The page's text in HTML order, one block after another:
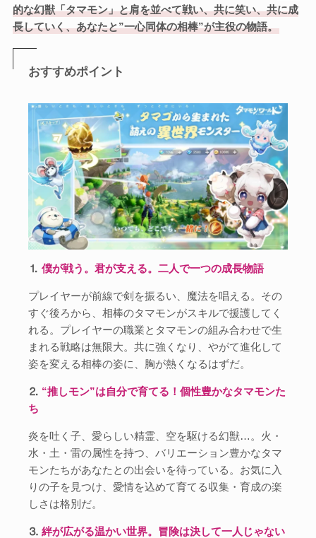
的な幻獣「タマモン」と肩を並べて戦い、共に笑い、共に成
長していく、あなたと”一心同体の相棒”が主役の物語。
おすすめポイント
⒈僕が戦う。君が支える。二人で一つの成長物語
プレイヤーが前線で剣を振るい、魔法を唱える。その
すぐ後ろから、相棒のタマモンがスキルで援護してく
れる。プレイヤーの職業とタマモンの組み合わせで生
まれる戦略は無限大。共に強くなり、やがて進化して
姿を変える相棒の姿に、胸が熱くなるはずだ。
⒉ “推しモン”は自分で育てる！個性豊かなタマモンた
ち
炎を吐く子、愛らしい精霊、空を駆ける幻獣…。火・
水・土・雷の属性を持つ、バリエーション豊かなタマ
モンたちがあなたとの出会いを待っている。お気に入
りの子を見つけ、愛情を込めて育てる収集・育成の楽
しさは格別だ。
⒊絆が広がる温かい世界。冒険は決して一人じゃない